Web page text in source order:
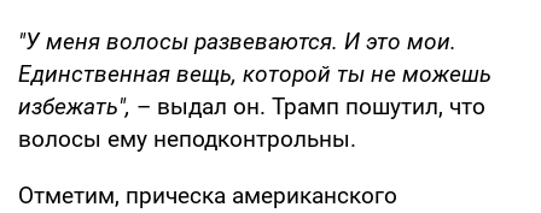
"У меня волосы развеваются. И это мои.
Единственная вещь, которой ты не можешь
избежать", – выдал он. Трамп пошутил, что
волосы ему неподконтрольны.
Отметим, прическа американского